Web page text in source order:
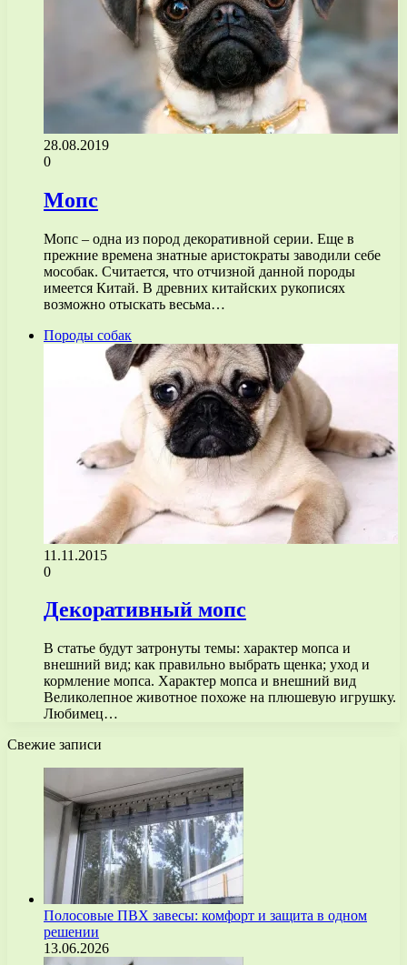
28.08.2019
0
Мопс
Мопс – одна из пород декоративной серии. Еще в
прежние времена знатные аристократы заводили себе
мособак. Считается, что отчизной данной породы
имеется Китай. В древних китайских рукописях
возможно отыскать весьма…
Породы собак
11.11.2015
0
Декоративный мопс
В статье будут затронуты темы: характер мопса и
внешний вид; как правильно выбрать щенка; уход и
кормление мопса. Характер мопса и внешний вид
Великолепное животное похоже на плюшевую игрушку.
Любимец…
Свежие записи
Полосовые ПВХ завесы: комфорт и защита в одном
решении
13.06.2026